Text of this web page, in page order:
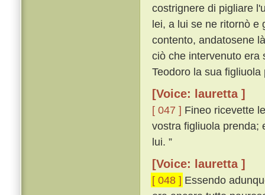
costrignere di pigliare
lei, a lui se ne ritornò
contento, andatosene
ciò che intervenuto era
Teodoro la sua
[Voice: lauretta ]
[ 047 ] Fineo ricevette
vostra figliuola prenda;
lui. ”
[Voice: lauretta ]
[ 048 ] Essendo